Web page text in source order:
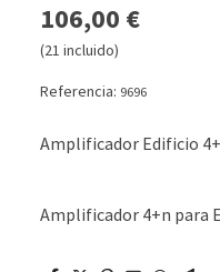
106,00 €
(21 incluido)
Referencia: 9696
Amplificador Edificio
Amplificador 4+n para